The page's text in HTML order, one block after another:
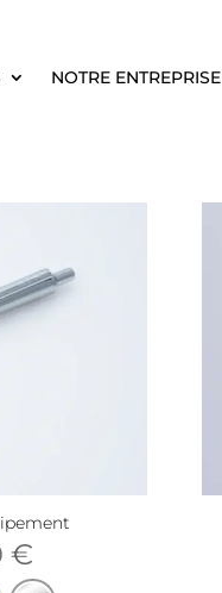
NOTRE ENTREPRISE
€